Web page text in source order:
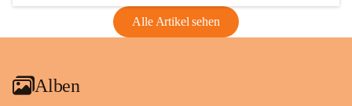
Alle Artikel sehen
Alben